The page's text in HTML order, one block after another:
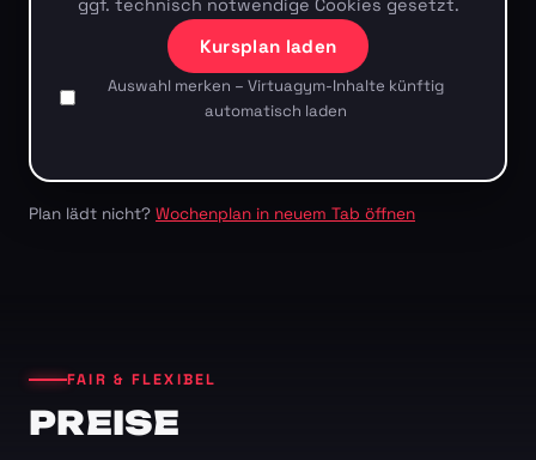
ggf. technisch notwendige Cookies gesetzt.
Kursplan laden
Auswahl merken – Virtuagym-Inhalte künftig
automatisch laden
Plan lädt nicht? Wochenplan in neuem Tab öffnen
FAIR & FLEXIBEL
PREISE